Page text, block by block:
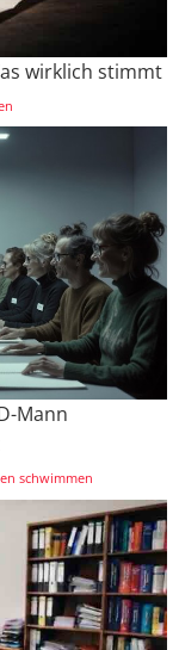
wirklich stimmt
Mann
schwimmen